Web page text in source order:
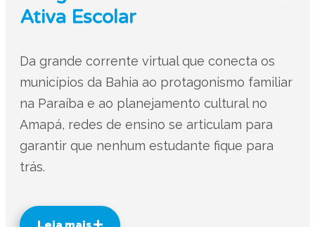
Ativa Escolar
Da grande corrente virtual que conecta os
municípios da Bahia ao protagonismo familiar
na Paraíba e ao planejamento cultural no
Amapá, redes de ensino se articulam para
garantir que nenhum estudante fique para
trás.